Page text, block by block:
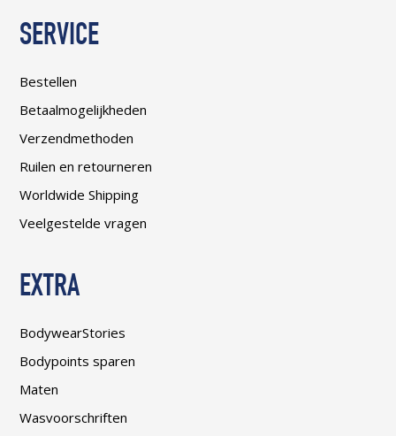
SERVICE
Bestellen
Betaalmogelijkheden
Verzendmethoden
Ruilen en retourneren
Worldwide Shipping
Veelgestelde vragen
EXTRA
BodywearStories
Bodypoints sparen
Maten
Wasvoorschriften